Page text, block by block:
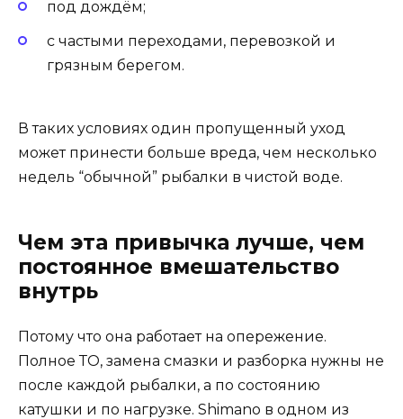
под дождём;
с частыми переходами, перевозкой и
грязным берегом.
В таких условиях один пропущенный уход
может принести больше вреда, чем несколько
недель “обычной” рыбалки в чистой воде.
Чем эта привычка лучше, чем
постоянное вмешательство
внутрь
Потому что она работает на опережение.
Полное ТО, замена смазки и разборка нужны не
после каждой рыбалки, а по состоянию
катушки и по нагрузке. Shimano в одном из